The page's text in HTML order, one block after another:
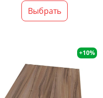
Выбрать
+10%